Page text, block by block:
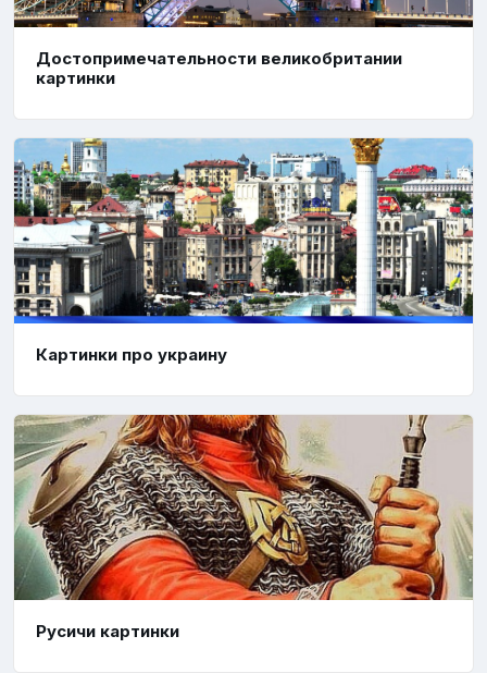
Достопримечательности великобритании
картинки
Картинки про украину
Русичи картинки